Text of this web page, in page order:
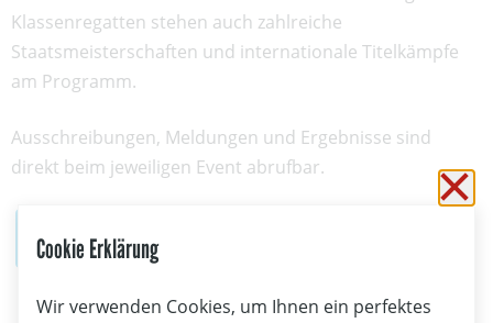
Klassenregatten stehen auch zahlreiche
Staatsmeisterschaften und internationale Titelkämpfe
am Programm.
Ausschreibungen, Meldungen und Ergebnisse sind
direkt beim jeweiligen Event abrufbar.
Jetzt den Regattakalender entdecken
Cookie Erklärung
Wir verwenden Cookies, um Ihnen ein perfektes